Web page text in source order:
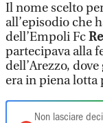
Il nome scelto
all’episodio che
dell’Empoli Fc
partecipava alla
dell’Arezzo,
era in piena lotta
Non lasciare